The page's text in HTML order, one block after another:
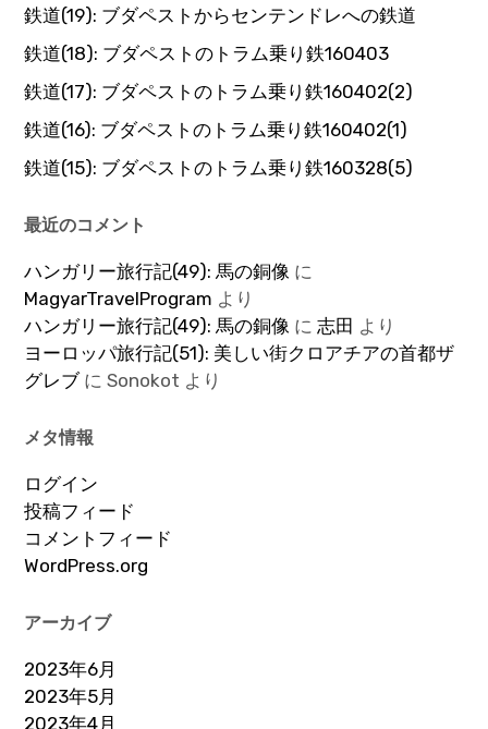
鉄道(19): ブダペストからセンテンドレへの鉄道
鉄道(18): ブダペストのトラム乗り鉄160403
鉄道(17): ブダペストのトラム乗り鉄160402(2)
鉄道(16): ブダペストのトラム乗り鉄160402(1)
鉄道(15): ブダペストのトラム乗り鉄160328(5)
最近のコメント
ハンガリー旅行記(49): 馬の銅像 に
MagyarTravelProgram より
ハンガリー旅行記(49): 馬の銅像 に志田 より
ヨーロッパ旅行記(51): 美しい街クロアチアの首都ザ
グレブにSonokot より
メタ情報
ログイン
投稿フィード
コメントフィード
WordPress.org
アーカイブ
2023年6月
2023年5月
2023年4月